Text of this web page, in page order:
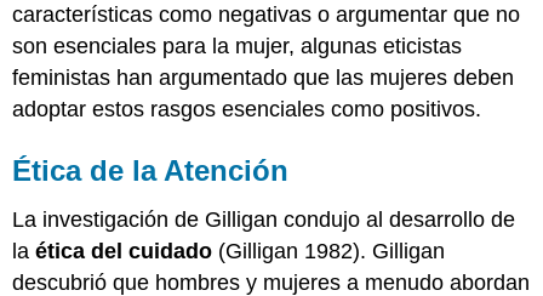
características como negativas o argumentar que no
son esenciales para la mujer, algunas eticistas
feministas han argumentado que las mujeres deben
adoptar estos rasgos esenciales como positivos.
Ética de la Atención
La investigación de Gilligan condujo al desarrollo de
laética del cuidado (Gilligan 1982). Gilligan
descubrió que hombres y mujeres a menudo abordan